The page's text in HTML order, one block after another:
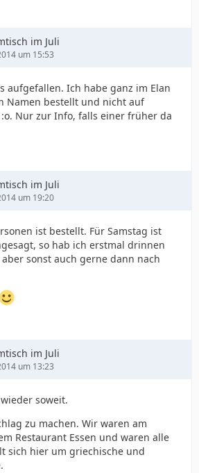
im Juli
um 15:53
aufgefallen. Ich habe ganz im Elan
Namen bestellt und nicht auf
Nur zur Info, falls einer früher da
im Juli
um 19:20
ist bestellt. Für Samstag ist
so hab ich erstmal drinnen
sonst auch gerne dann nach
im Juli
um 13:23
soweit.
zu machen. Wir waren am
Restaurant Essen und waren alle
sich hier um griechische und